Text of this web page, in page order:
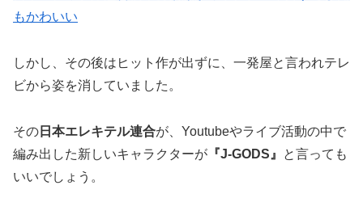
もかわいい
しかし、その後はヒット作が出ずに、一発屋と言われテレ
ビから姿を消していました。
その 日本エレキテル連合が、Youtubeやライブ活動の中で
編み出した新しいキャラクターが 『J-GODS』
と言っても
いいでしょう。